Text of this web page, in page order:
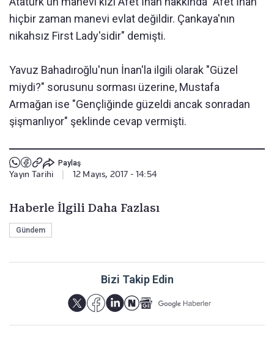
hiçbir zaman manevi evlat değildir. Çankaya'nın
nikahsız First Lady'sidir" demişti.
Yavuz Bahadıroğlu'nun İnan'la ilgili olarak "Güzel
miydi?" sorusunu sorması üzerine, Mustafa
Armağan ise "Gençliğinde güzeldi ancak sonradan
şişmanlıyor" şeklinde cevap vermişti.
Paylaş
Yayın Tarihi | 12 Mayıs, 2017 - 14:54
Haberle İlgili Daha Fazlası
Gündem
Bizi Takip Edin